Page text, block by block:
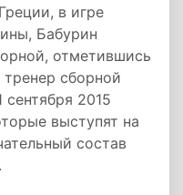
в игре
Бабурин
отметившись
сборной
2015
выступят на
состав